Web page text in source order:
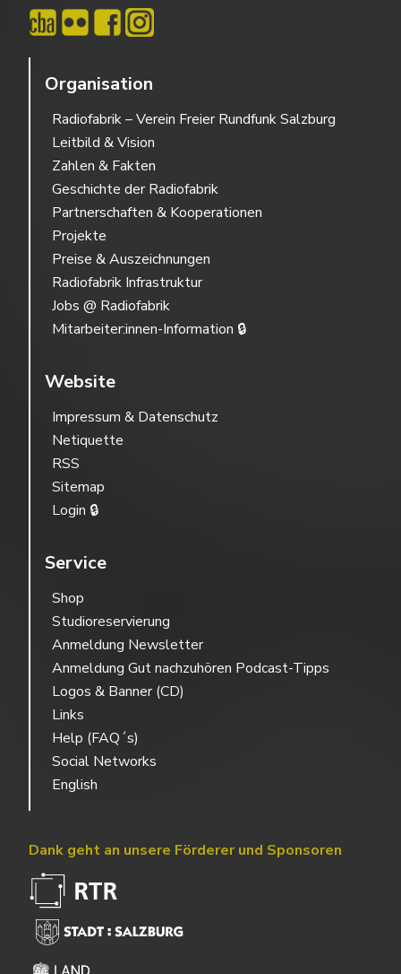
Organisation
Radiofabrik – Verein Freier Rundfunk Salzburg
Leitbild & Vision
Zahlen & Fakten
Geschichte der Radiofabrik
Partnerschaften & Kooperationen
Projekte
Preise & Auszeichnungen
Radiofabrik Infrastruktur
Jobs @ Radiofabrik
Mitarbeiter:innen-Information 🔒
Website
Impressum & Datenschutz
Netiquette
RSS
Sitemap
Login 🔒
Service
Shop
Studioreservierung
Anmeldung Newsletter
Anmeldung Gut nachzuhören Podcast-Tipps
Logos & Banner (CD)
Links
Help (FAQ´s)
Social Networks
English
Dank geht an unsere Förderer und Sponsoren